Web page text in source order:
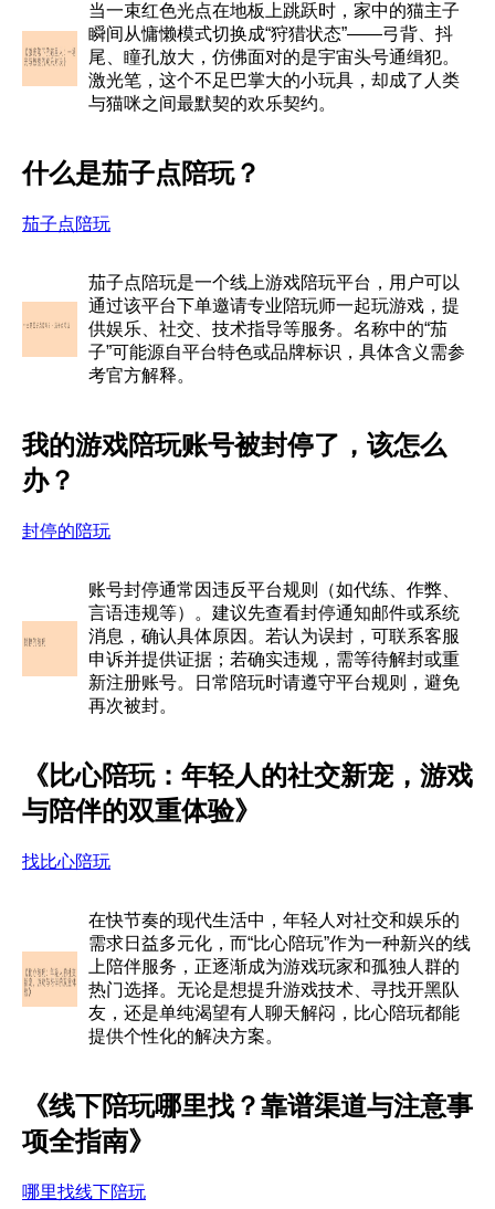
当一束红色光点在地板上跳跃时，家中的猫主子
瞬间从慵懒模式切换成“狩猎状态”——弓背、抖
尾、瞳孔放大，仿佛面对的是宇宙头号通缉犯。
激光笔，这个不足巴掌大的小玩具，却成了人类
与猫咪之间最默契的欢乐契约。
什么是茄子点陪玩？
茄子点陪玩
茄子点陪玩是一个线上游戏陪玩平台，用户可以
通过该平台下单邀请专业陪玩师一起玩游戏，提
供娱乐、社交、技术指导等服务。名称中的“茄
子”可能源自平台特色或品牌标识，具体含义需参
考官方解释。
我的游戏陪玩账号被封停了，该怎么
办？
封停的陪玩
账号封停通常因违反平台规则（如代练、作弊、
言语违规等）。建议先查看封停通知邮件或系统
消息，确认具体原因。若认为误封，可联系客服
申诉并提供证据；若确实违规，需等待解封或重
新注册账号。日常陪玩时请遵守平台规则，避免
再次被封。
《比心陪玩：年轻人的社交新宠，游戏
与陪伴的双重体验》
找比心陪玩
在快节奏的现代生活中，年轻人对社交和娱乐的
需求日益多元化，而“比心陪玩”作为一种新兴的线
上陪伴服务，正逐渐成为游戏玩家和孤独人群的
热门选择。无论是想提升游戏技术、寻找开黑队
友，还是单纯渴望有人聊天解闷，比心陪玩都能
提供个性化的解决方案。
《线下陪玩哪里找？靠谱渠道与注意事
项全指南》
哪里找线下陪玩